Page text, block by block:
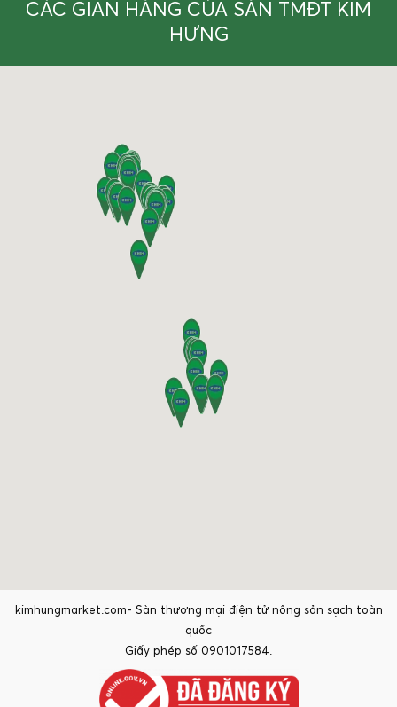
CÁC GIAN HÀNG CỦA SÀN TMĐT KIM
HƯNG
kimhungmarket.com- Sàn thương mại điện tử nông sản sạch toàn
quốc
Giấy phép số 0901017584.